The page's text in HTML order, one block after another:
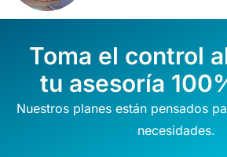
Toma el control
tu asesoría
Nuestros planes están pensados
necesidades.